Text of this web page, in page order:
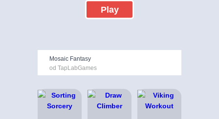
Play
Mosaic Fantasy
od TapLabGames